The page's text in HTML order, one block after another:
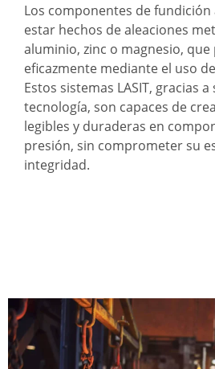
Los componentes de
estar hechos de aleaciones
aluminio, zinc o magnesio,
eficazmente mediante el uso
Estos sistemas LASIT, gracias a
tecnología, son capaces de
legibles y duraderas en
presión, sin comprometer su
integridad.